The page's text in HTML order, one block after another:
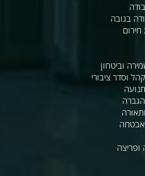
בגובה
חירום
וביטחון
וסדר ציבורי
הגברה
ופריצה